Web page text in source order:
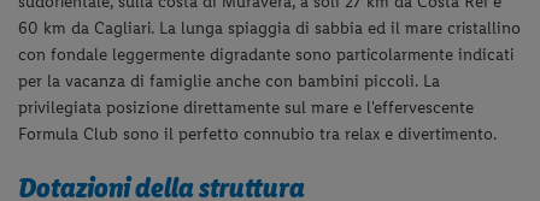
Tassa di soggiorno da pagare in loco se prevista;
Tutto quanto non espressamente indicato nel
paragrafo "Servizi inclusi".
CHECK-IN DOPO LE 17:00, CHECK-OUT PRIMA DELLE 10:00